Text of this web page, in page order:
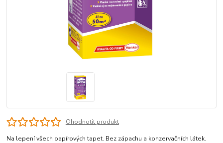
Ohodnotit produkt
Na lepení všech papírových tapet. Bez zápachu a konzervačních látek.